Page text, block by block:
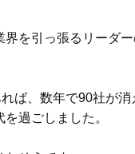
を引っ張るリーダ
ば、数年で90社が
過ごしました。